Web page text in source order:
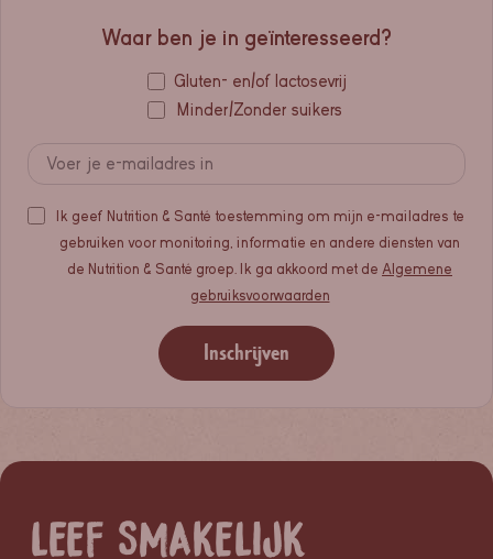
Waar ben je in geïnteresseerd?
Gluten- en/of lactosevrij
Minder/Zonder suikers
Ik geef Nutrition & Santé toestemming om mijn e-mailadres te
gebruiken voor monitoring, informatie en andere diensten van
de Nutrition & Santé groep. Ik ga akkoord met de Algemene
gebruiksvoorwaarden
Inschrijven
LEEF SMAKELIJK